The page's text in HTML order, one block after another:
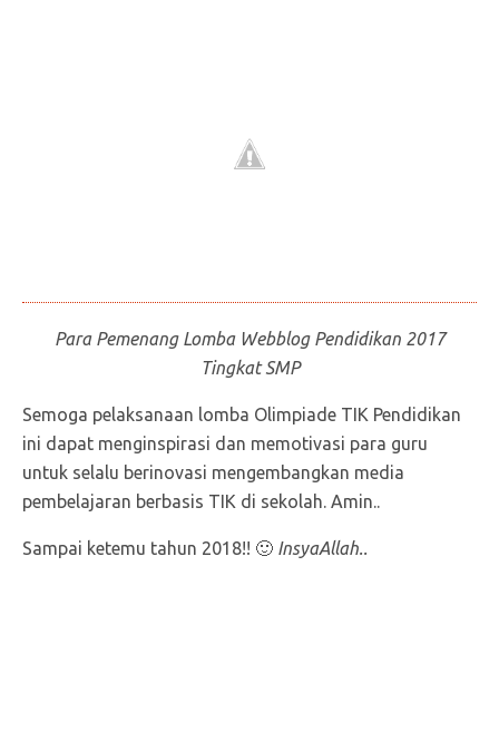
Para Pemenang Lomba Webblog Pendidikan 2017
Tingkat SMP
Semoga pelaksanaan lomba Olimpiade TIK Pendidikan
ini dapat menginspirasi dan memotivasi para guru
untuk selalu berinovasi mengembangkan media
pembelajaran berbasis TIK di sekolah. Amin..
Sampai ketemu tahun 2018!! 🙂 InsyaAllah..